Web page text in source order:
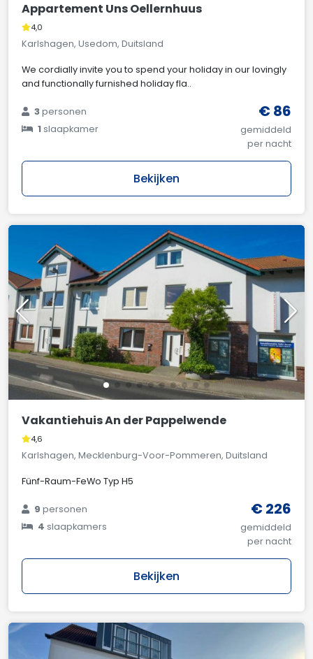
Appartement Uns Oellernhuus
4,0
Karlshagen, Usedom, Duitsland
We cordially invite you to spend your holiday in our lovingly
and functionally furnished holiday fla..
3personen
1slaapkamer
€ 86
gemiddeld
per nacht
Bekijken
Vakantiehuis An der Pappelwende
4,6
Karlshagen, Mecklenburg-Voor-Pommeren, Duitsland
Fünf-Raum-FeWo Typ H5
9personen
4slaapkamers
€ 226
gemiddeld
per nacht
Bekijken